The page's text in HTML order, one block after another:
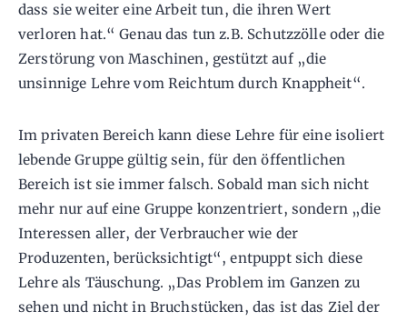
dass sie weiter eine Arbeit tun, die ihren Wert
verloren hat.“ Genau das tun z.B. Schutzzölle oder die
Zerstörung von Maschinen, gestützt auf „die
unsinnige Lehre vom Reichtum durch Knappheit“.
Im privaten Bereich kann diese Lehre für eine isoliert
lebende Gruppe gültig sein, für den öffentlichen
Bereich ist sie immer falsch. Sobald man sich nicht
mehr nur auf eine Gruppe konzentriert, sondern „die
Interessen aller, der Verbraucher wie der
Produzenten, berücksichtigt“, entpuppt sich diese
Lehre als Täuschung. „Das Problem im Ganzen zu
sehen und nicht in Bruchstücken, das ist das Ziel der